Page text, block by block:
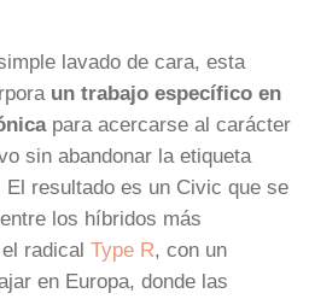
lavado de cara, esta
un trabajo específico en
para acercarse al carácter
sin abandonar la etiqueta
resultado es un Civic que se
los híbridos más
radical Type R, con un
en Europa, donde las